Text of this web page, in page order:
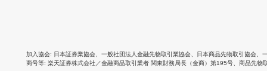
加入協会 日本証券業協会 一般社団法人金融先物取引業協会 日本商品先物取引協会
商号等 楽天証券株式会社／金融商品取引業者 関東財務局長（金商）第195号、商品先物